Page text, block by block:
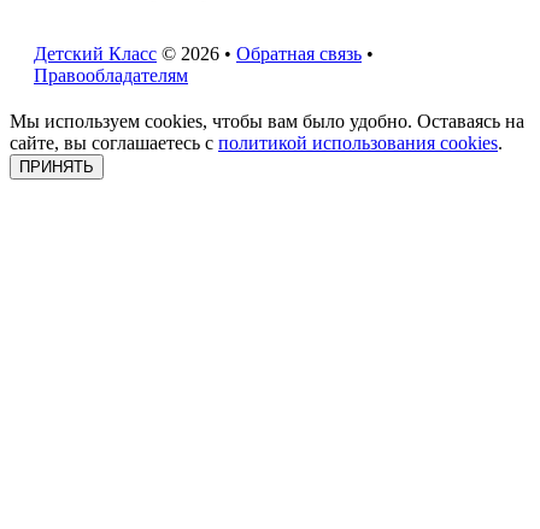
Детский Класс © 2026 • Обратная связь •
Правообладателям
Мы используем cookies, чтобы вам было удобно. Оставаясь на
сайте, вы соглашаетесь с политикой использования cookies.
ПРИНЯТЬ